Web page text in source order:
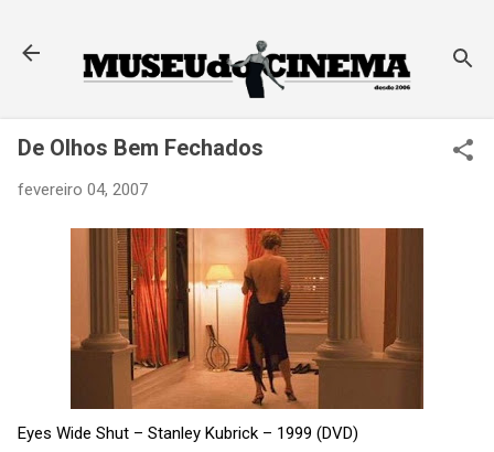
De Olhos Bem Fechados
fevereiro 04, 2007
Eyes Wide Shut – Stanley Kubrick – 1999 (DVD)